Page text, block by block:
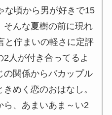
な頃から男が好きで15
そんな夏樹の前に現れ
と佇まいの軽さに定評
人が付き合ってるよ
の関係からバカップル
めく恋のおはなし。
ら、あまいあま～い2